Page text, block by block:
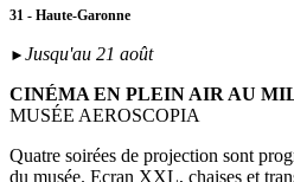
31 - Haute-Garonne
► Jusqu'au 21 août
CINÉMA EN PLEIN AIR AU
MUSÉE AEROSCOPIA
Quatre soirées de projection sont
du musée. Ecran XXL, chaises et